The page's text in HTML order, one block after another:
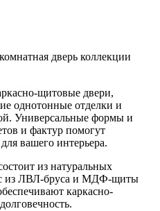
дверь коллекции
щитовые двери,
однотонные отделки и
Универсальные формы и
и фактур помогут
вашего интерьера.
из натуральных
из ЛВЛ-бруса и МДФ-щиты
каркасно-